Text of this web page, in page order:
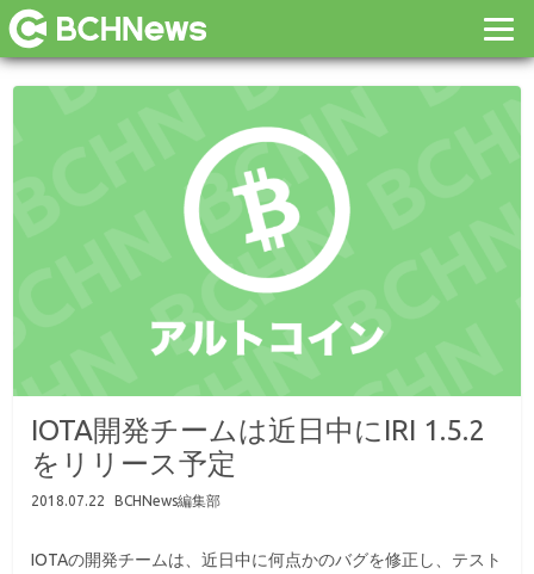
IOTA開発チームは近日中にIRI 1.5.2
をリリース予定
2018.07.22 BCHNews編集部
IOTAの開発チームは、近日中に何点かのバグを修正し、テスト